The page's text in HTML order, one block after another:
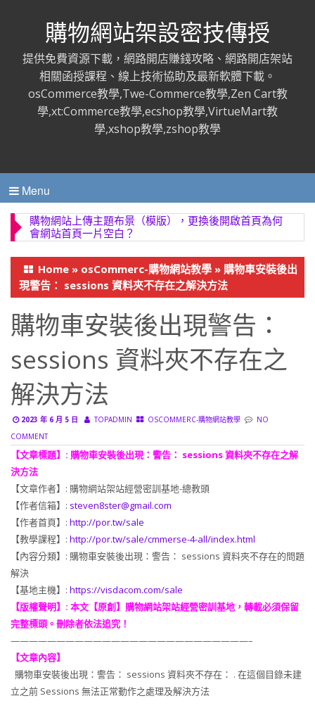
購物網站架設密技傳授
提供免費資源下載，網路開店賺錢攻略、網路開店架站
相關函授課程、線上技術協助及最新軟體下載。
osCommerce教學,Twe-Commerce教學,Zen Cart教
學,xt:Commerce教學,ecshop教學,VirtueMart教
學,xshop教學,zshop教學
Menu
購物網站上傳主題布景（模版），更換後開啟首頁為何
會網站首頁一片空白？
Home » osCommerc-購物網站教學 » 購物車安裝後出
現警告： sessions 資料夾不存在之解決方法
購物車安裝後出現警告：
sessions 資料夾不存在之
解決方法
2023 年 6 月 5 日 TOPADMIN OSCOMMERC-購物網站教學
NO
COMMENT
【文章標題】: 購物車安裝後出現：警告： sessions 資料夾不存在之解
決方法
【文章作者】: 購物網站架站經營密訓基地-總教頭
【作者信箱】: steven8ster@gmail.com
【作者首頁】: http://por.tw/sale
【教學課程】: http://por.tw/sale/cmmerse-4-all/index.html
【內容分類】: 購物車安裝後出現：警告： sessions 資料夾不存在的問題
解決
【基地主機】: https://visdacom.com/sale
【版權聲明】: 本文【原創】購物網站架站經營密訓基地，轉載必須保留
完整標頭。刪除者依法追究！
——————————————————————————–
【文章內容】
購物車安裝後出現：警告： sessions 資料夾不存在： . 在這個目錄未建
立之前 Sessions 無法正常動作之處理及解決方法